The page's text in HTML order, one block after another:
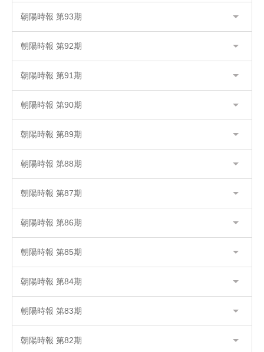
朝陽時報 第93期
朝陽時報 第92期
朝陽時報 第91期
朝陽時報 第90期
朝陽時報 第89期
朝陽時報 第88期
朝陽時報 第87期
朝陽時報 第86期
朝陽時報 第85期
朝陽時報 第84期
朝陽時報 第83期
朝陽時報 第82期